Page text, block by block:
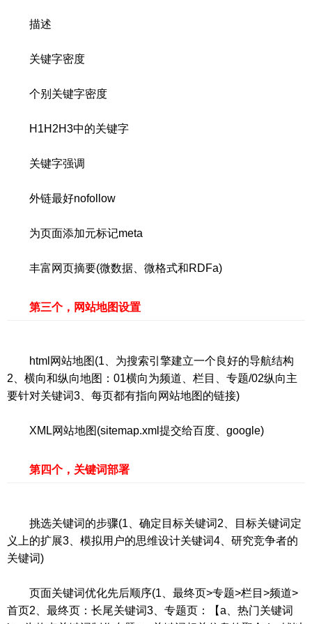
描述
关键字密度
个别关键字密度
H1H2H3中的关键字
关键字强调
外链最好nofollow
为页面添加元标记meta
丰富网页摘要(微数据、微格式和RDFa)
第三个，网站地图设置
html网站地图(1、为搜索引擎建立一个良好的导航结构
2、横向和纵向地图：01横向为频道、栏目、专题/02纵向主
要针对关键词3、每页都有指向网站地图的链接)
XML网站地图(sitemap.xml提交给百度、google)
第四个，关键词部署
挑选关键词的步骤(1、确定目标关键词2、目标关键词定
义上的扩展3、模拟用户的思维设计关键词4、研究竞争者的
关键词)
页面关键词优化先后顺序(1、最终页>专题>栏目>频道>
首页2、最终页：长尾关键词3、专题页：【a、热门关键词